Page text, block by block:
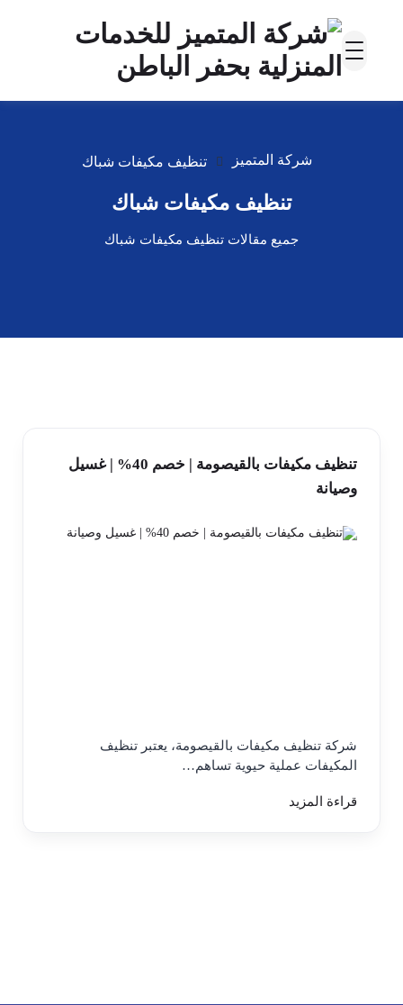
شركة المتميز تنظيف مكيفات شباك
تنظيف مكيفات شباك
جميع مقالات تنظيف مكيفات شباك
تنظيف مكيفات بالقيصومة | خصم 40% | غسيل
وصيانة
شركة تنظيف مكيفات بالقيصومة، يعتبر تنظيف
المكيفات عملية حيوية تساهم…
قراءة المزيد